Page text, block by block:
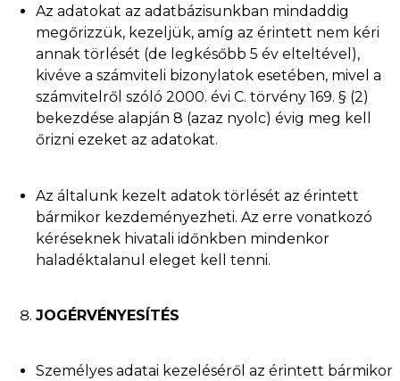
Az adatokat az adatbázisunkban mindaddig
megőrizzük, kezeljük, amíg az érintett nem kéri
annak törlését (de legkésőbb 5 év elteltével),
kivéve a számviteli bizonylatok esetében, mivel a
számvitelről szóló 2000. évi C. törvény 169. § (2)
bekezdése alapján 8 (azaz nyolc) évig meg kell
őrizni ezeket az adatokat.
Az általunk kezelt adatok törlését az érintett
bármikor kezdeményezheti. Az erre vonatkozó
kéréseknek hivatali időnkben mindenkor
haladéktalanul eleget kell tenni.
JOGÉRVÉNYESÍTÉS
Személyes adatai kezeléséről az érintett bármikor